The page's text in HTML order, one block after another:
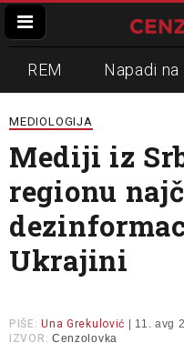
REM Napadi
Zvučni top
Propaganda
Informer
MEDIOLOGIJA
Mediji iz
regionu
Ukrajini
PIŠE: Una Grekulović | 11. avg
IZVOR: Cenzolovka